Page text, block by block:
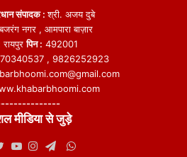
संपादक :श्री. अजय दुबे
नगर , आमपारा बाज़ार
रायपुरपिन : 492001
, 9826252923
मीडिया से जुड़े
WhatsApp